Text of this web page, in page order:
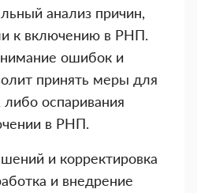
анализ причин,
к включению в РНП.
ошибок и
принять меры для
либо оспаривания
в РНП.
и корректировка
и внедрение